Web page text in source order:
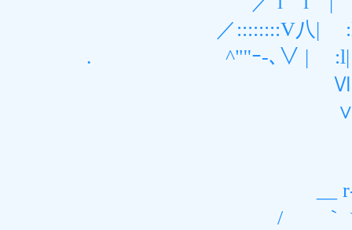
／::::::::V八| :l|
. ^"''ｰ-､∨ | :l|
Ⅵ | |:l＼
∨|八|从_,＞
__ r‐―┬く
/ ｀ヽ.